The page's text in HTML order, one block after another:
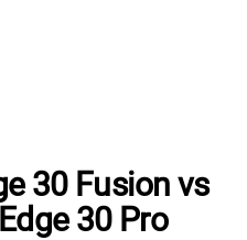
30 Fusion vs
30 Pro